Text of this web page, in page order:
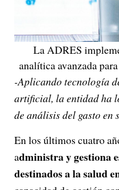
La ADRES
analítica avanzada
-Aplicando tecnología
artificial, la entidad ha
de análisis del gasto en
En los últimos cuatro
administra y gestiona
destinados a la salud